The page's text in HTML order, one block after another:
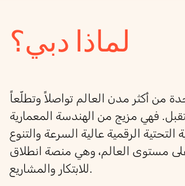
لماذا دبي؟
من أكثر مدن العالم تواصلاً وتطلّعاً
فهي مزيج من الهندسة المعمارية
التحتية الرقمية عالية السرعة والتنوع
مستوى العالم، وهي منصة انطلاق
للابتكار والمشاريع.